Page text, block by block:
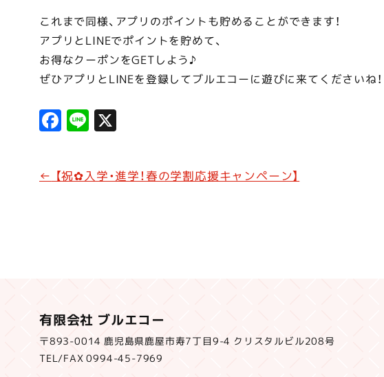
これまで同様、アプリのポイントも貯めることができます！
アプリとLINEでポイントを貯めて、
お得なクーポンをGETしよう♪
ぜひアプリとLINEを登録してブルエコーに遊びに来てくださいね！
F
a
c
e
k
Li
n
e
← 【祝✿入学・進学！春の学割応援キャンペーン】
有限会社 ブルエコー
〒893-0014 鹿児島県鹿屋市寿7丁目9-4 クリスタルビル208号
TEL/FAX 0994-45-7969